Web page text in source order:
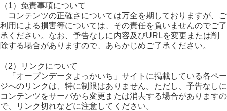
（1）免責事項について
コンテンツの正確さについては万全を期しておりますが、ご
利用による損害等については、その責任を負いませんのでご了
承ください。なお、予告なしに内容及びURLを変更または削
除する場合がありますので、あらかじめご了承ください。
（2）リンクについて
「オープンデータよっかいち」サイトに掲載している各ペー
ジへのリンクは、特に制限はありません。ただし、予告なしに
コンテンツをサーバから変更または消去する場合がありますの
で、リンク切れなどに注意してください。